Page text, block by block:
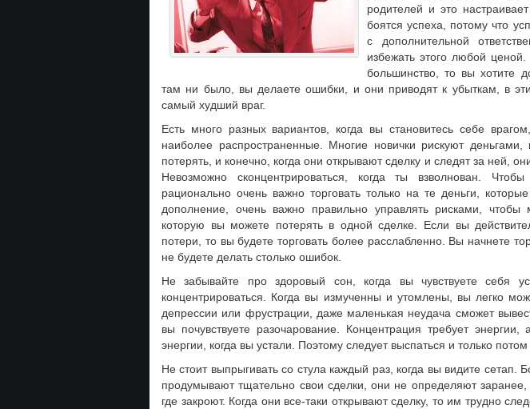
родителей и это
боятся успеха, потому что
с дополнительной
избежать этого любой
большинство, то вы хотите
там ни было, вы делаете ошибки, и они приводят к убыткам, в
самый худший враг.
Есть много разных вариантов, когда вы становитесь себе
наиболее распространенные. Многие новички рискуют
потерять, и конечно, когда они открывают сделку и следят за ней,
Невозможно сконцентрироваться, когда ты взволнован.
рационально очень важно торговать только на те деньги,
дополнение, очень важно правильно управлять рисками, чтобы
которую вы можете потерять в одной сделке. Если вы
потери, то вы будете торговать более расслабленно. Вы начнете
не будете делать столько ошибок.
Не забывайте про здоровый сон, когда вы чувствуете себя
концентрироваться. Когда вы измученны и утомлены, вы легко
депрессии или фрустрации, даже маленькая неудача сможет
вы почувствуете разочарование. Концентрация требует
энергии, когда вы устали. Поэтому следует выспаться и только потом
Не стоит выпрыгивать со стула каждый раз, когда вы видите сетап.
продумывают тщательно свои сделки, они не определяют заранее,
где закроют. Когда они все-таки открывают сделку, то им трудно